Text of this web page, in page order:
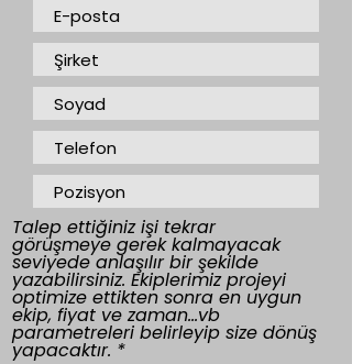
Talep ettiğiniz işi tekrar
görüşmeye gerek kalmayacak
seviyede anlaşılır bir şekilde
yazabilirsiniz. Ekiplerimiz projeyi
optimize ettikten sonra en uygun
ekip, fiyat ve zaman...vb
parametreleri belirleyip size dönüş
yapacaktır.